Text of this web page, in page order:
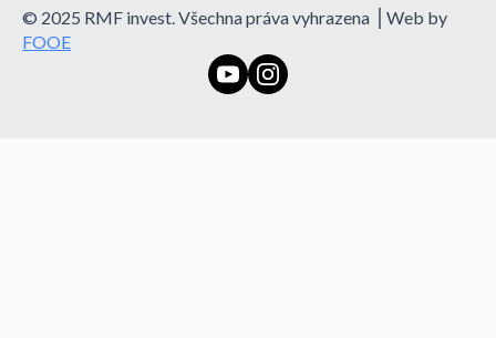
© 2025 RMF invest. Všechna práva vyhrazena ⎪Web by
FOOE